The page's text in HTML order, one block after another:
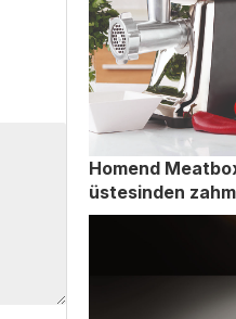
Homend
üstesinden